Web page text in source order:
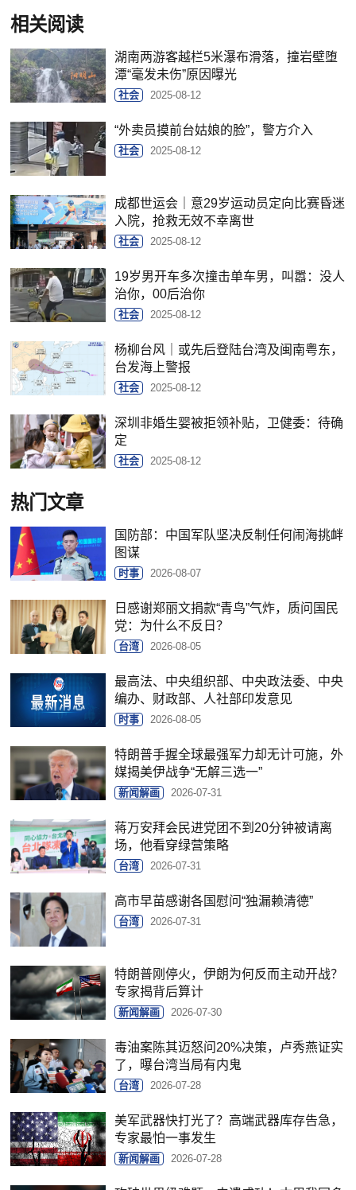
相关阅读
湖南两游客越栏5米瀑布滑落，撞岩壁堕
潭“毫发未伤”原因曝光
社会 2025-08-12
“外卖员摸前台姑娘的脸”，警方介入
社会 2025-08-12
成都世运会｜意29岁运动员定向比赛昏迷
入院，抢救无效不幸离世
社会 2025-08-12
19岁男开车多次撞击单车男，叫嚣：没人
治你，00后治你
社会 2025-08-12
杨柳台风｜或先后登陆台湾及闽南粤东，
台发海上警报
社会 2025-08-12
深圳非婚生婴被拒领补贴，卫健委：待确
定
社会 2025-08-12
热门文章
国防部：中国军队坚决反制任何闹海挑衅
图谋
时事 2026-08-07
日感谢郑丽文捐款“青鸟”气炸，质问国民
党：为什么不反日？
台湾 2026-08-05
最高法、中央组织部、中央政法委、中央
编办、财政部、人社部印发意见
时事 2026-08-05
特朗普手握全球最强军力却无计可施，外
媒揭美伊战争“无解三选一”
新闻解画 2026-07-31
蒋万安拜会民进党团不到20分钟被请离
场，他看穿绿营策略
台湾 2026-07-31
高市早苗感谢各国慰问“独漏赖清德”
台湾 2026-07-31
特朗普刚停火，伊朗为何反而主动开战？
专家揭背后算计
新闻解画 2026-07-30
毒油案陈其迈怒问20%决策，卢秀燕证实
了，曝台湾当局有内鬼
台湾 2026-07-28
美军武器快打光了？高端武器库存告急，
专家最怕一事发生
新闻解画 2026-07-28